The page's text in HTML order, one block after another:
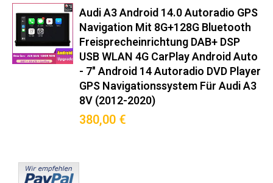
» Systemstart und Kalibrierung durchführen
Fachbegriffe einfach erklärt:
• CANBUS: Fahrzeuginterne Datenkommunikation
• DAB+: Digitalradio mit Zusatzinformationen
• OBD2: On-board Diagnoseschnittstelle
• RMS: Echter Audioleistungswert
• Update: Updates erfolgen gemäß Android Enterprise
Recommendations (AER) über zertifizierte Firmware-Over-The-
Air (FOTA)-Server, geprüft nach BSI-Grundschutz
Nachhaltigkeitsaspekte:
♻️ Energieeffizienzklasse A+
♻️ RoHS-konforme Materialien
Audi A3 Android 14.0 Autoradio GPS
Navigation Mit 8G+128G Bluetooth
Freisprecheinrichtung DAB+ DSP
USB WLAN 4G CarPlay Android Auto
- 7" Android 14 Autoradio DVD Player
GPS Navigationssystem Für Audi A3
8V (2012-2020)
380,00 €